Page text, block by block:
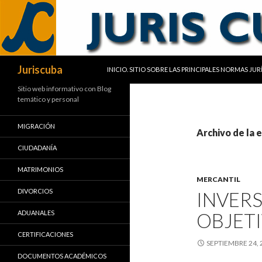
Juriscuba
INICIO. SITIO SOBRE LAS PRINCIPALES NORMAS
Archivo de la
MERCANTIL
SEPTIEMBRE 24,
Sitio web informativo con Blog
temático y personal
MIGRACIÓN
CIUDADANÍA
MATRIMONIOS
DIVORCIOS
ADUANALES
CERTIFICACIONES
DOCUMENTOS ACADÉMICOS